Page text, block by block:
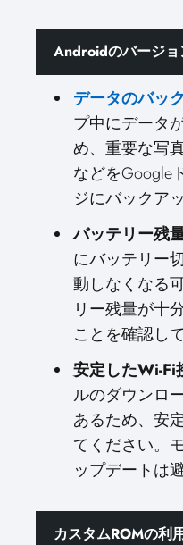
Androidのバージ
データのバッ
プ中にデータ
め、重要な写
などをGoogle
ジにバックア
バッテリー残
にバッテリー
動しなくなる
リー残量が十
ことを確認し
安定したWi-Fi
ルのダウンロ
あるため、安
てください。
ップデートは
カスタムROMの利